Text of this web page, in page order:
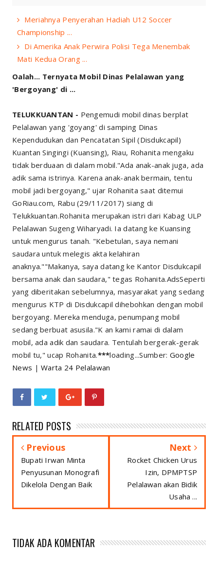
Meriahnya Penyerahan Hadiah U12 Soccer
Championship ...
Di Amerika Anak Perwira Polisi Tega Menembak
Mati Kedua Orang ...
Oalah... Ternyata Mobil Dinas Pelalawan yang
'Bergoyang' di ...
TELUKKUANTAN - Pengemudi mobil dinas berplat
Pelalawan yang 'goyang' di samping Dinas
Kependudukan dan Pencatatan Sipil (Disdukcapil)
Kuantan Singingi (Kuansing), Riau, Rohanita mengaku
tidak berduaan di dalam mobil."Ada anak-anak juga, ada
adik sama istrinya. Karena anak-anak bermain, tentu
mobil jadi bergoyang," ujar Rohanita saat ditemui
GoRiau.com, Rabu (29/11/2017) siang di
Telukkuantan.Rohanita merupakan istri dari Kabag ULP
Pelalawan Sugeng Wiharyadi. Ia datang ke Kuansing
untuk mengurus tanah. "Kebetulan, saya nemani
saudara untuk melegis akta kelahiran
anaknya.""Makanya, saya datang ke Kantor Disdukcapil
bersama anak dan saudara," tegas Rohanita.AdsSeperti
yang diberitakan sebelumnya, masyarakat yang sedang
mengurus KTP di Disdukcapil dihebohkan dengan mobil
bergoyang. Mereka menduga, penumpang mobil
sedang berbuat asusila."K an kami ramai di dalam
mobil, ada adik dan saudara. Tentulah bergerak-gerak
mobil tu," ucap Rohanita.***loading...Sumber: Google
News |Warta 24 Pelalawan
RELATED POSTS
Previous
Bupati Irwan Minta
Penyusunan Monografi
Dikelola Dengan Baik
Next
Rocket Chicken Urus
Izin, DPMPTSP
Pelalawan akan Bidik
Usaha ...
TIDAK ADA KOMENTAR